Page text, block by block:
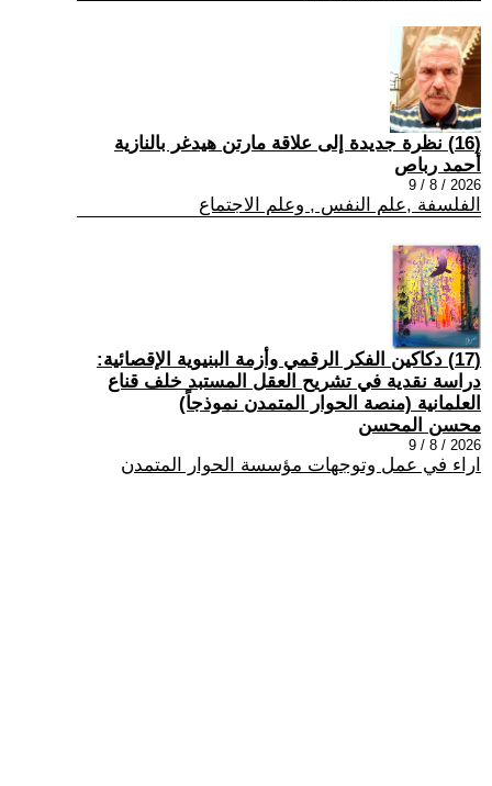
(16) نظرة جديدة إلى علاقة مارتن هيدغر بالنازية
أحمد رباص
2026 / 8 / 9
الفلسفة ,علم النفس , وعلم الاجتماع
(17) دكاكين الفكر الرقمي وأزمة البنيوية الإقصائية:
دراسة نقدية في تشريح العقل المستبد خلف قناع
العلمانية (منصة الحوار المتمدن نموذجاً)
محسن المحسن
2026 / 8 / 9
اراء في عمل وتوجهات مؤسسة الحوار المتمدن